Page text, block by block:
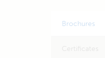
Brochures